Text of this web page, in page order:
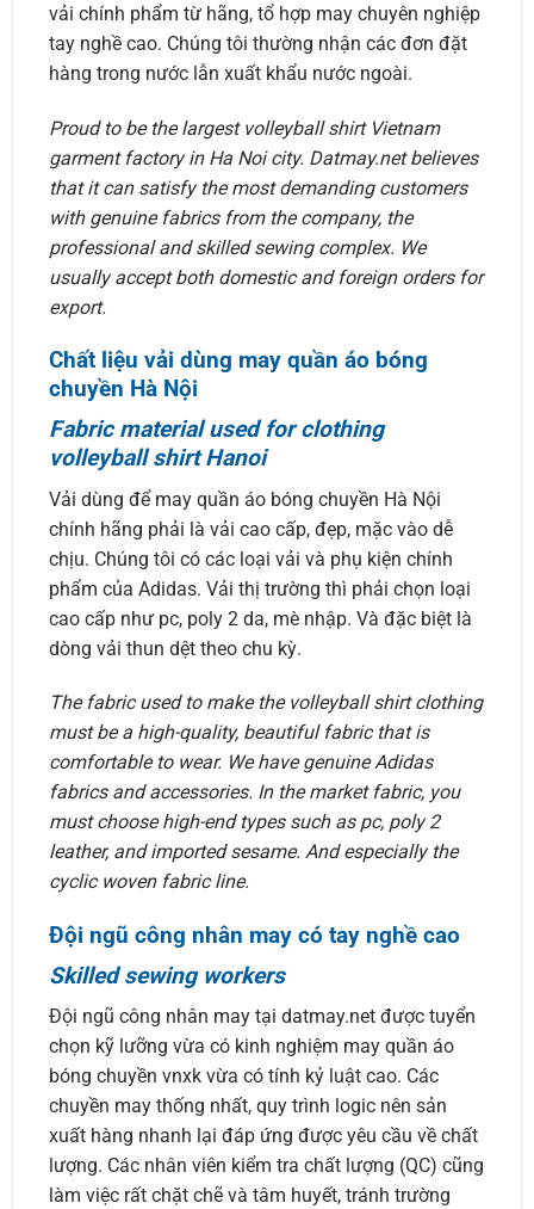
vải chính phẩm từ hãng, tổ hợp may chuyên nghiệp
tay nghề cao. Chúng tôi thường nhận các đơn đặt
hàng trong nước lẫn xuất khẩu nước ngoài.
Proud to be the largest volleyball shirt Vietnam
garment factory in Ha Noi city. Datmay.net believes
that it can satisfy the most demanding customers
with genuine fabrics from the company, the
professional and skilled sewing complex. We
usually accept both domestic and foreign orders for
export.
Chất liệu vải dùng may quần áo bóng
chuyền Hà Nội
Fabric material used for clothing
volleyball shirt Hanoi
Vải dùng để may quần áo bóng chuyền Hà Nội
chính hãng phải là vải cao cấp, đẹp, mặc vào dễ
chịu. Chúng tôi có các loại vải và phụ kiện chính
phẩm của Adidas. Vải thị trường thì phải chọn loại
cao cấp như pc, poly 2 da, mè nhập. Và đặc biệt là
dòng vải thun dệt theo chu kỳ.
The fabric used to make the volleyball shirt clothing
must be a high-quality, beautiful fabric that is
comfortable to wear. We have genuine Adidas
fabrics and accessories. In the market fabric, you
must choose high-end types such as pc, poly 2
leather, and imported sesame. And especially the
cyclic woven fabric line.
Đội ngũ công nhân may có tay nghề cao
Skilled sewing workers
Đội ngũ công nhân may tại datmay.net được tuyển
chọn kỹ lưỡng vừa có kinh nghiệm may quần áo
bóng chuyền vnxk vừa có tính kỷ luật cao. Các
chuyền may thống nhất, quy trình logic nên sản
xuất hàng nhanh lại đáp ứng được yêu cầu về chất
lượng. Các nhân viên kiểm tra chất lượng (QC) cũng
làm việc rất chặt chẽ và tâm huyết, tránh trường